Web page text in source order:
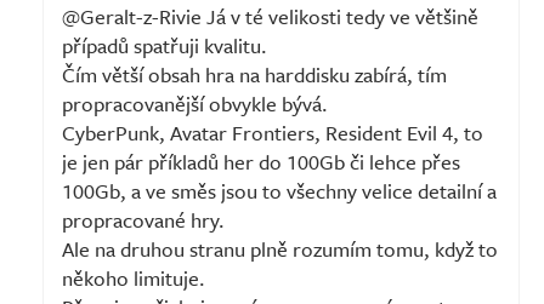
@Geralt-z-Rivie Já v té velikosti tedy ve většině
případů spatřuji kvalitu.
Čím větší obsah hra na harddisku zabírá, tím
propracovanější obvykle bývá.
CyberPunk, Avatar Frontiers, Resident Evil 4, to
je jen pár příkladů her do 100Gb či lehce přes
100Gb, a ve směs jsou to všechny velice detailní a
propracované hry.
Ale na druhou stranu plně rozumím tomu, když to
někoho limituje.